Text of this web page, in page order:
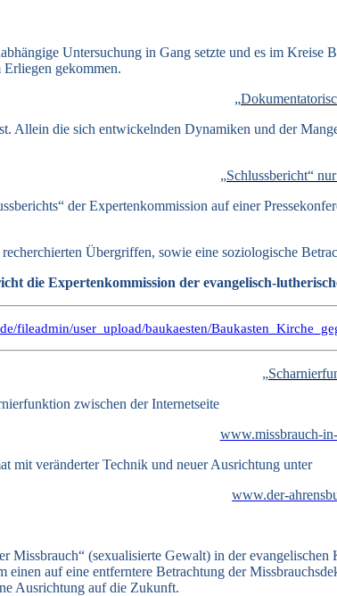
Untersuchung in Gang setzte und es im
Erliegen gekommen.
Allein die sich entwickelnden Dynamiken und der
„Schlussbericht“
der Expertenkommission auf einer
Übergriffen, sowie eine soziologische
die Expertenkommission der evangelisch-
fileadmin/user_upload/baukaesten/
zwischen der Internetseite
www.missbrauch-
mit veränderter Technik und neuer Ausrichtung unter
www.der-
Missbrauch“ (sexualisierte Gewalt) in der evangelischen
einen auf eine entferntere Betrachtung der
Ausrichtung auf die Zukunft.